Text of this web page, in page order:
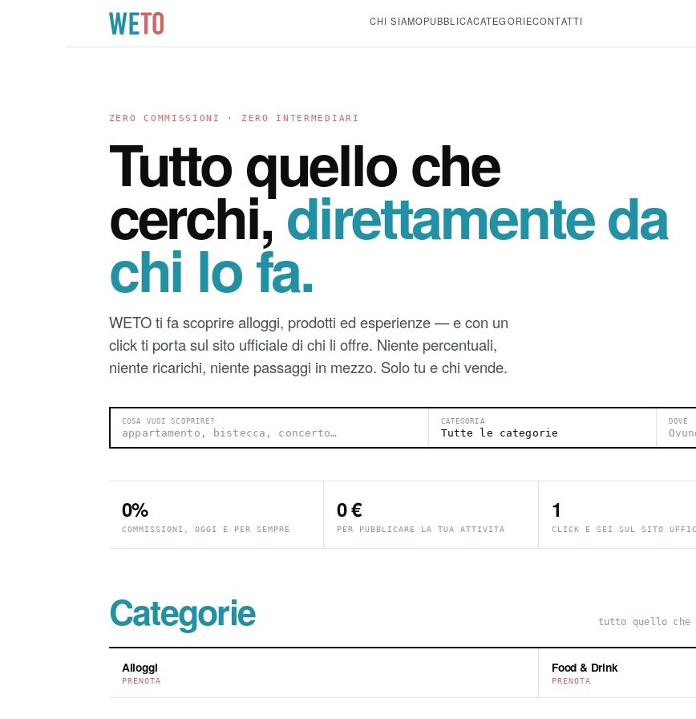
CHI SIAMOPUBBLICACATEGORIECONTATTI
ZERO COMMISSIONI · ZERO INTERMEDIARI
Tutto quello che
cerchi,direttamente da
chi lo fa.
WETO ti fa scoprire alloggi, prodotti ed esperienze — e con un
click ti porta sul sito ufficiale di chi li offre. Niente percentuali,
niente ricarichi, niente passaggi in mezzo. Solo tu e chi vende.
COSA VUOI SCOPRIRE? CATEGORIA DOVE
0%
COMMISSIONI, OGGI E PER SEMPRE
0 €
PER PUBBLICARE LA TUA ATTIVITÀ
1
CLICK E SEI SUL SITO
Categorie tutto quello che
Alloggi
PRENOTA
Food & Drink
PRENOTA